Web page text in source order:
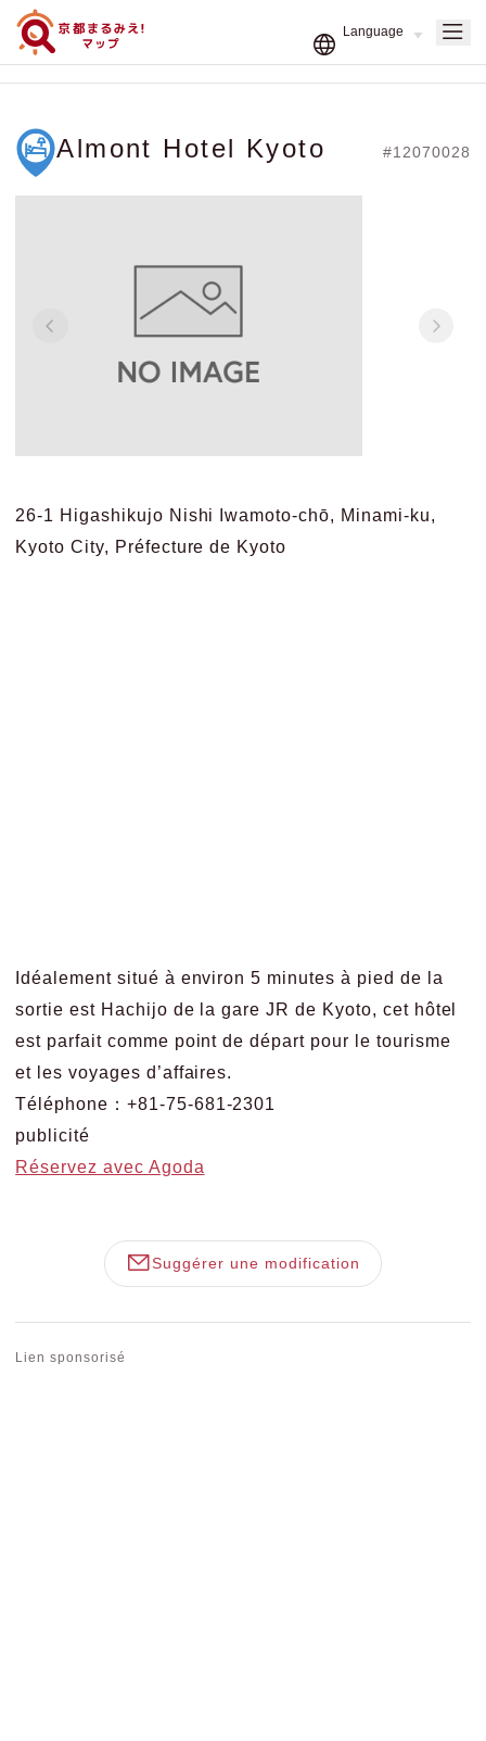
Almont Hotel Kyoto #12070028
26-1 Higashikujo Nishi Iwamoto-chō, Minami-ku,
Kyoto City, Préfecture de Kyoto
Idéalement situé à environ 5 minutes à pied de la
sortie est Hachijo de la gare JR de Kyoto, cet hôtel
est parfait comme point de départ pour le tourisme
et les voyages d’affaires.
Téléphone：+81-75-681-2301
publicité
Réservez avec Agoda
Suggérer une modification
Lien sponsorisé